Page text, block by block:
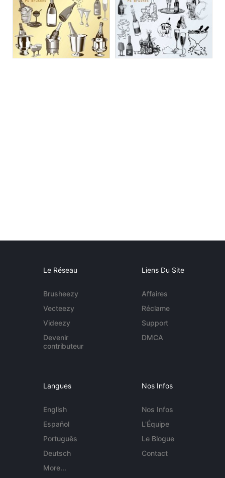
Le Réseau
Brusheezy
Vecteezy
Videezy
Devenir
contributeur
Liens Du Site
Affaires
Réclame
Support
DMCA
Langues
English
Español
Português
Deutsch
More...
Nos Infos
Nos Infos
L'Équipe
Le Blogue
Contact